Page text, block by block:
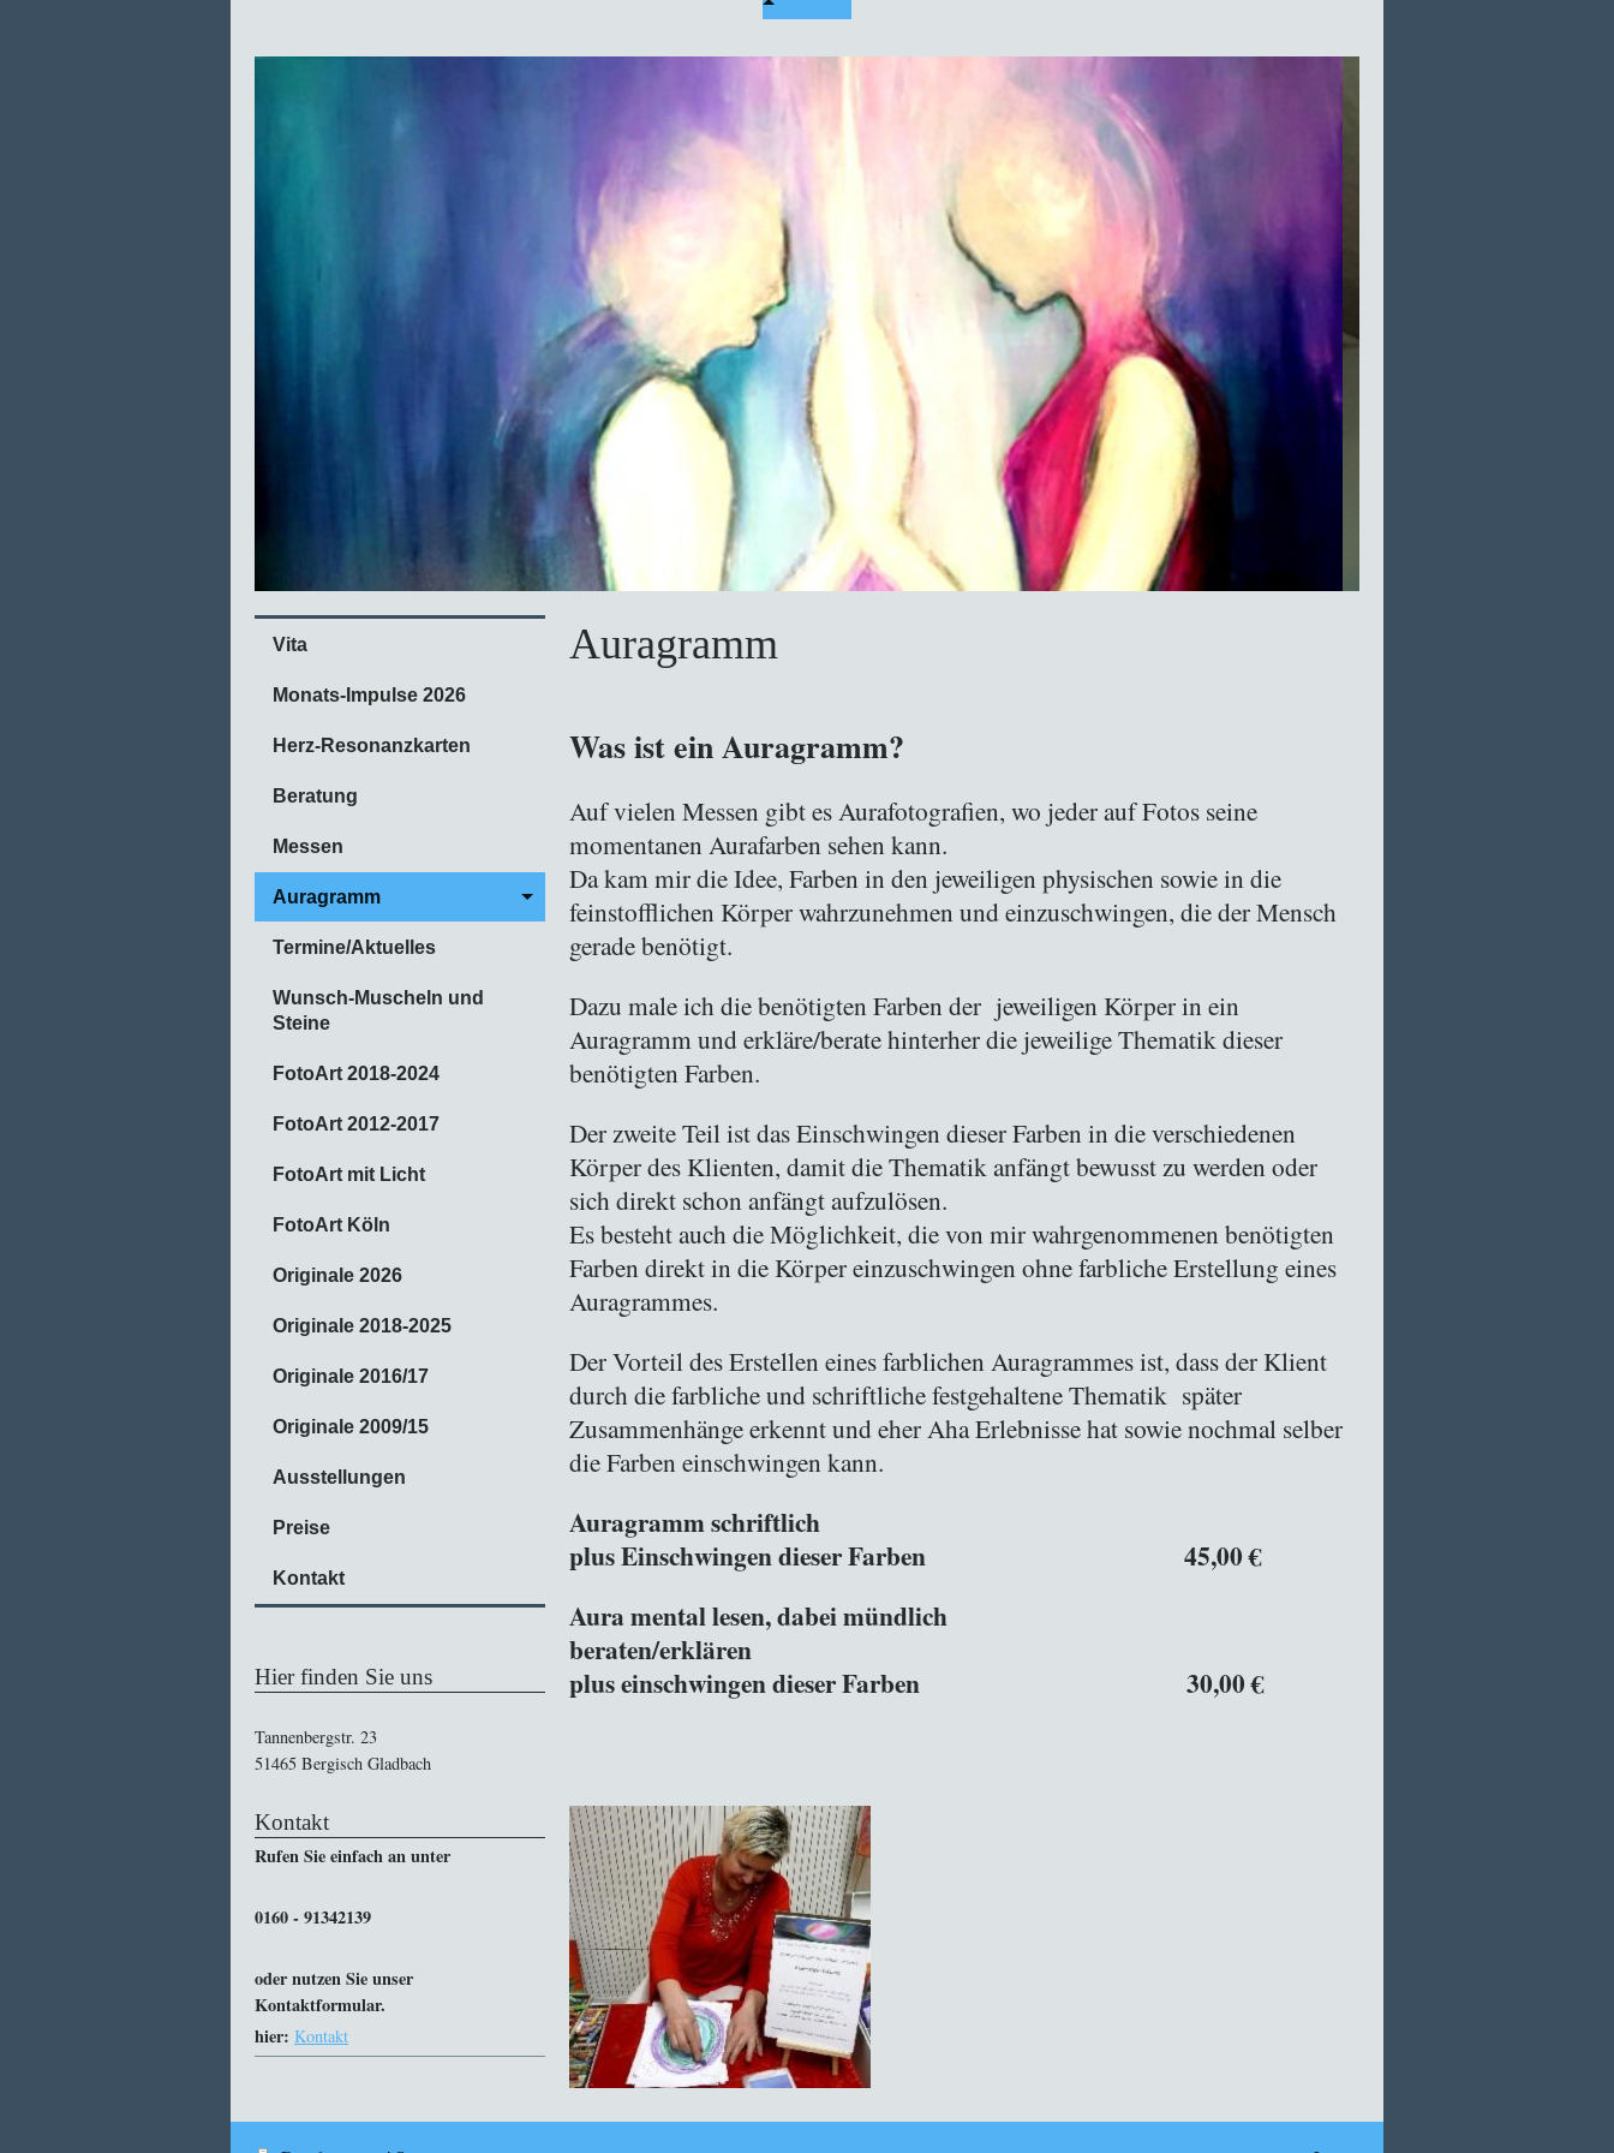
Auragramm
Was ist ein Auragramm?
Auf vielen Messen gibt es Aurafotografien, wo jeder auf Fotos seine
momentanen Aurafarben sehen kann.
Da kam mir die Idee, Farben in den jeweiligen physischen sowie in die
feinstofflichen Körper wahrzunehmen und einzuschwingen, die der Mensch
gerade benötigt.
Dazu male ich die benötigten Farben der jeweiligen Körper in ein
Auragramm und erkläre/berate hinterher die jeweilige Thematik dieser
benötigten Farben.
Der zweite Teil ist das Einschwingen dieser Farben in die verschiedenen
Körper des Klienten, damit die Thematik anfängt bewusst zu werden oder
sich direkt schon anfängt aufzulösen.
Es besteht auch die Möglichkeit, die von mir wahrgenommenen benötigten
Farben direkt in die Körper einzuschwingen ohne farbliche Erstellung eines
Auragrammes.
Der Vorteil des Erstellen eines farblichen Auragrammes ist, dass der Klient
durch die farbliche und schriftliche festgehaltene Thematik später
Zusammenhänge erkennt und eher Aha Erlebnisse hat sowie nochmal selber
die Farben einschwingen kann.
Auragramm schriftlich
plus Einschwingen dieser Farben 45,00 €
Aura mental lesen, dabei mündlich
beraten/erklären
plus einschwingen dieser Farben 30,00 €
Vita
Monats-Impulse 2026
Herz-Resonanzkarten
Beratung
Messen
Auragramm
Termine/Aktuelles
Wunsch-Muscheln und
Steine
FotoArt 2018-2024
FotoArt 2012-2017
FotoArt mit Licht
FotoArt Köln
Originale 2026
Originale 2018-2025
Originale 2016/17
Originale 2009/15
Ausstellungen
Preise
Kontakt
Hier finden Sie uns
Tannenbergstr. 23
51465 Bergisch Gladbach
Kontakt
Rufen Sie einfach an unter
0160 - 91342139
oder nutzen Sie unser
Kontaktformular.
hier: Kontakt